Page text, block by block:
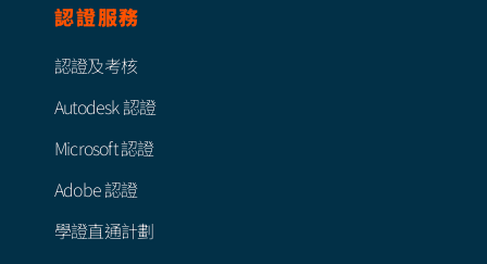
認證服務
認證及考核
Autodesk 認證
Microsoft 認證
Adobe 認證
學證直通計劃